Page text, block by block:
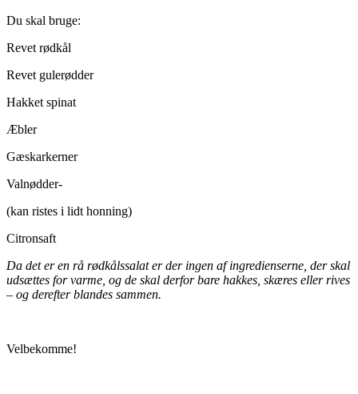
Du skal bruge:
Revet rødkål
Revet gulerødder
Hakket spinat
Æbler
Gæskarkerner
Valnødder-
(kan ristes i lidt honning)
Citronsaft
Da det er en rå rødkålssalat er der ingen af ingredienserne, der skal
udsættes for varme, og de skal derfor bare hakkes, skæres eller rives
– og derefter blandes sammen.
Velbekomme!